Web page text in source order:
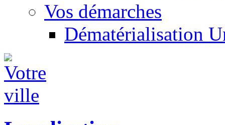
Vos démarches
Dématérialisation